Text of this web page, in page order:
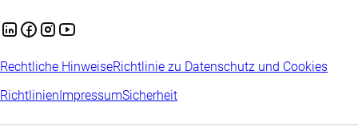
Rechtliche HinweiseRichtlinie zu Datenschutz und Cookies
RichtlinienImpressumSicherheit